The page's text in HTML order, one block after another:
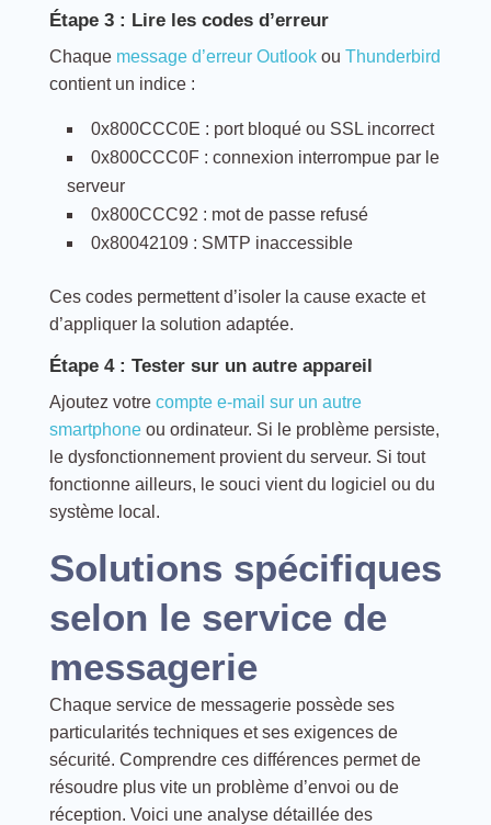
Étape 3 : Lire les codes d’erreur
Chaque message d’erreur Outlookou Thunderbird
contient un indice :
0x800CCC0E : port bloqué ou SSL incorrect
0x800CCC0F : connexion interrompue par le
serveur
0x800CCC92 : mot de passe refusé
0x80042109 : SMTP inaccessible
Ces codes permettent d’isoler la cause exacte et
d’appliquer la solution adaptée.
Étape 4 : Tester sur un autre appareil
Ajoutez votre compte e-mail sur un autre
smartphoneou ordinateur. Si le problème persiste,
le dysfonctionnement provient du serveur. Si tout
fonctionne ailleurs, le souci vient du logiciel ou du
système local.
Solutions spécifiques
selon le service de
messagerie
Chaque service de messagerie possède ses
particularités techniques et ses exigences de
sécurité. Comprendre ces différences permet de
résoudre plus vite un problème d’envoi ou de
réception. Voici une analyse détaillée des